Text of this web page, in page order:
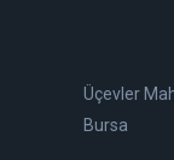
Üçevler
Bursa